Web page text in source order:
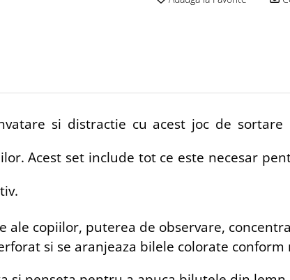
si distractie cu acest joc de sortare
Acest set include tot ce este necesar
copiilor, puterea de observare,
si se aranjeaza bilele colorate